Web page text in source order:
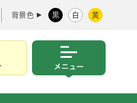
背景色 黒 白 黄
す